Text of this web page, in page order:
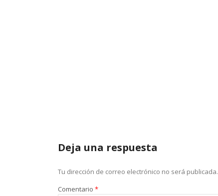
Deja una respuesta
Tu dirección de correo electrónico no será publicada.
Comentario *